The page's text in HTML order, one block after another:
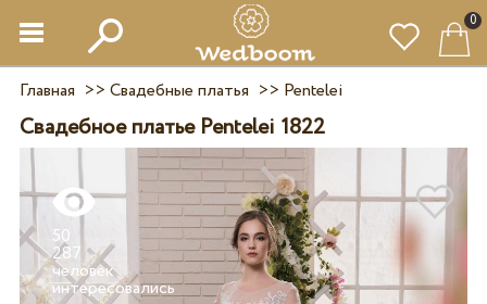
0
Главная >> Свадебные платья >> Pentelei
Свадебное платье Pentelei 1822
50
287
человек
интересовались